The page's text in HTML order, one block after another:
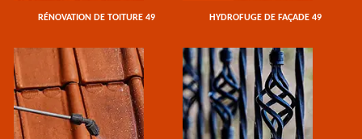
RÉNOVATION DE TOITURE 49 HYDROFUGE DE FAÇADE 49